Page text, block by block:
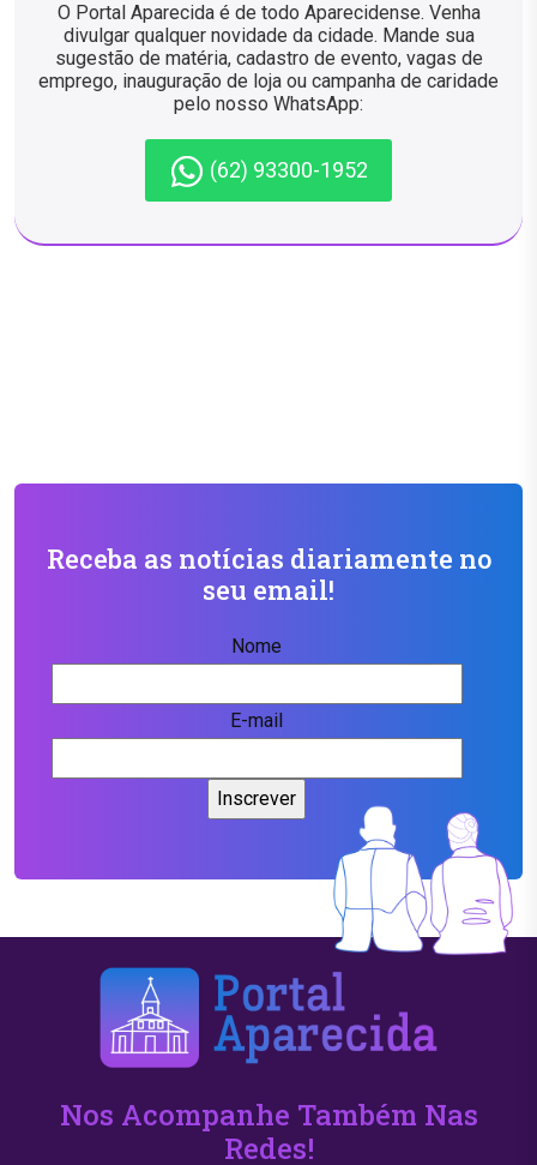
O Portal Aparecida é de todo Aparecidense. Venha
divulgar qualquer novidade da cidade. Mande sua
sugestão de matéria, cadastro de evento, vagas de
emprego, inauguração de loja ou campanha de caridade
pelo nosso WhatsApp:
(62) 93300-1952
Receba as notícias diariamente no
seu email!
Nome
E-mail
Nos Acompanhe Também Nas
Redes!